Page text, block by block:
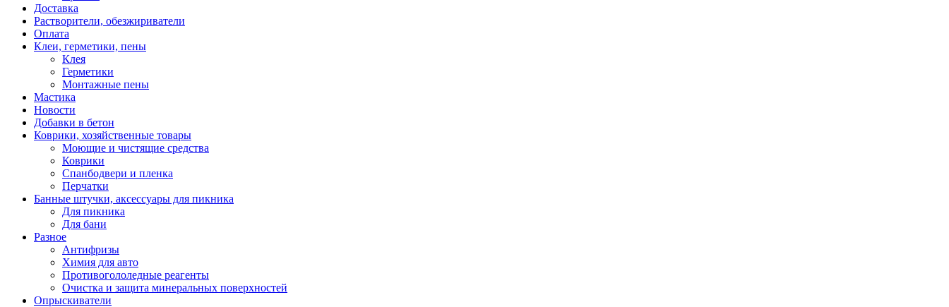
Доставка
Растворители, обезжириватели
Оплата
Клеи, герметики, пены
Клея
Герметики
Монтажные пены
Мастика
Новости
Добавки в бетон
Коврики, хозяйственные товары
Моющие и чистящие средства
Коврики
Спанбодвери и пленка
Перчатки
Банные штучки, аксессуары для пикника
Для пикника
Для бани
Разное
Антифризы
Химия для авто
Противогололедные реагенты
Очистка и защита минеральных поверхностей
Опрыскиватели